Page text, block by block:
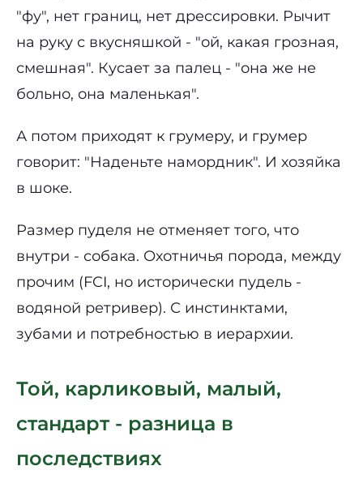
"фу", нет границ, нет дрессировки. Рычит
на руку с вкусняшкой - "ой, какая грозная,
смешная". Кусает за палец - "она же не
больно, она маленькая".
А потом приходят к грумеру, и грумер
говорит: "Наденьте намордник". И хозяйка
в шоке.
Размер пуделя не отменяет того, что
внутри - собака. Охотничья порода, между
прочим (FCI, но исторически пудель -
водяной ретривер). С инстинктами,
зубами и потребностью в иерархии.
Той, карликовый, малый,
стандарт - разница в
последствиях